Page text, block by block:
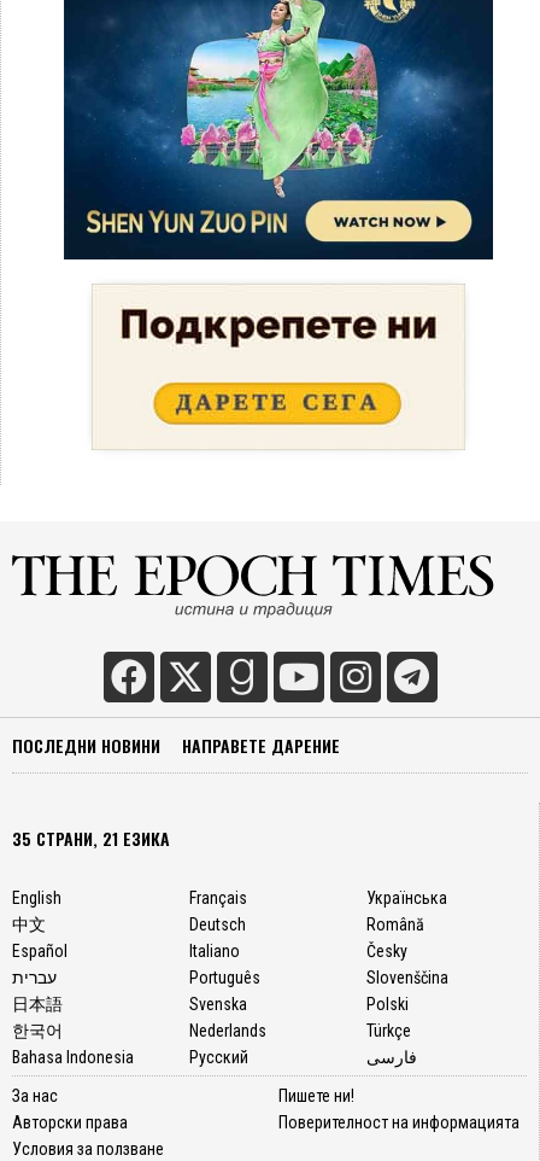
ПОСЛЕДНИ НОВИНИ НАПРАВЕТЕ ДАРЕНИЕ
35 СТРАНИ, 21 ЕЗИКА
English
中文
Español
עברית
日本語
한국어
Bahasa Indonesia
Français
Deutsch
Italiano
Português
Svenska
Nederlands
Русский
Українська
Română
Česky
Slovenščina
Polski
Türkçe
فارسی
За нас
Авторски права
Условия за ползване
Пишете ни!
Поверителност на информацията